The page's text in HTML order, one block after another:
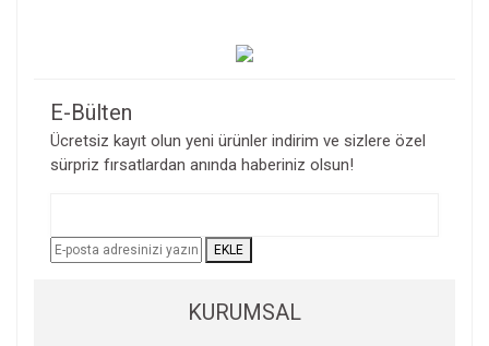
konularda yetersiz gördüğünüz noktaları öneri formunu
kullanarak tarafımıza iletebilirsiniz.
Görüş ve önerileriniz için teşekkür ederiz.
Ürün açıklamasında eksik bilgiler bulunuyor.
Ürün bilgilerinde hatalar bulunuyor.
E-Bülten
Ücretsiz kayıt olun yeni ürünler indirim ve sizlere özel
sürpriz fırsatlardan anında haberiniz olsun!
EKLE
KURUMSAL